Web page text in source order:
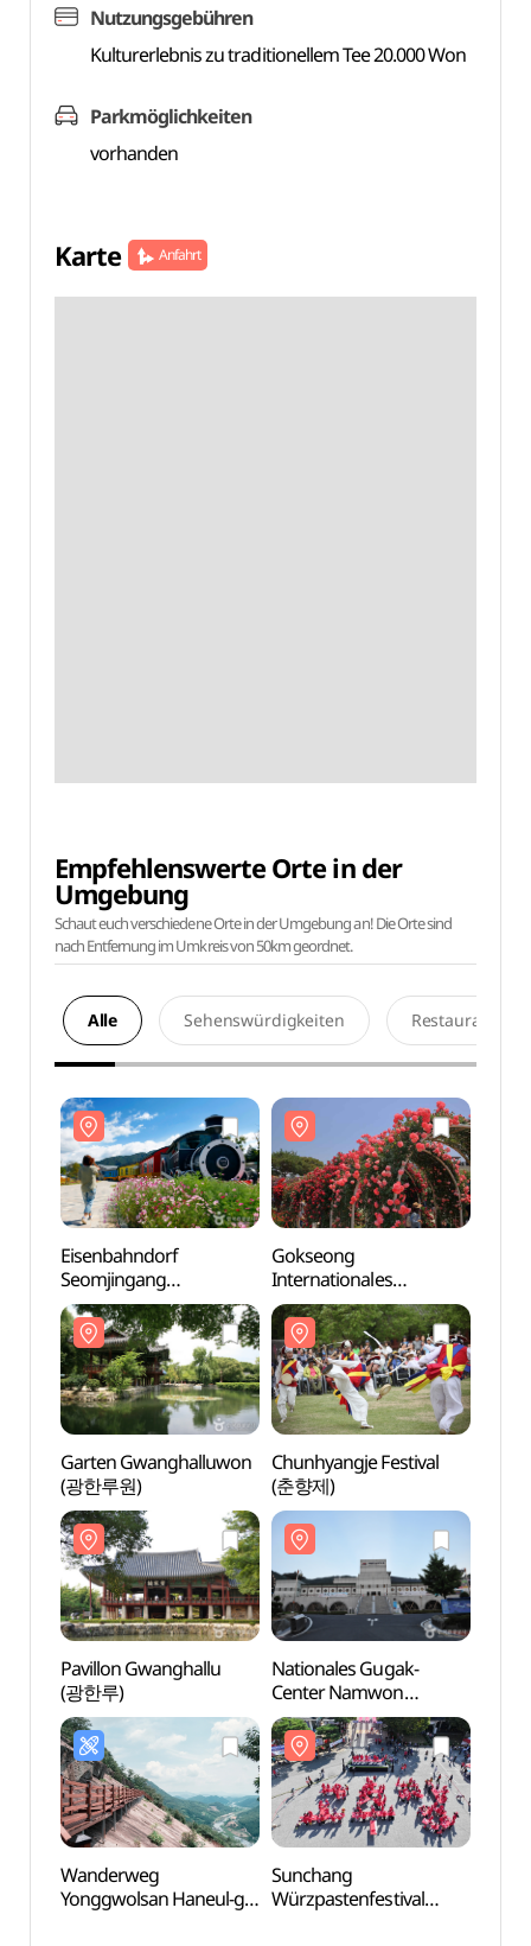
Nutzungsgebühren
Kulturerlebnis zu traditionellem Tee 20.000 Won
Parkmöglichkeiten
vorhanden
Karte Anfahrt
Empfehlenswerte Orte in der
Umgebung
Schaut euch verschiedene Orte in der Umgebung an! Die Orte sind
nach Entfernung im Umkreis von 50km geordnet.
Alle Sehenswürdigkeiten Restaurants
Eisenbahndorf
Seomjingang
(섬진강기차마을)
Gokseong
Internationales
Rosenfestival
(곡성세계장미축제)
Garten Gwanghalluwon
(광한루원)
Chunhyangje Festival
(춘향제)
Pavillon Gwanghallu
(광한루)
Nationales Gugak-
Center Namwon
(국립민속국악원)
Wanderweg
Yonggwolsan Haneul-gil
Sunchang
Würzpastenfestival